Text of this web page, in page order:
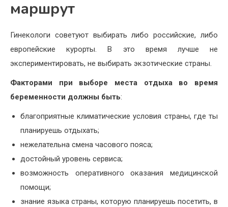
маршрут
Гинекологи советуют выбирать либо российские, либо
европейские курорты. В это время лучше не
экспериментировать, не выбирать экзотические страны.
Факторами при выборе места отдыха во время
беременности должны быть:
благоприятные климатические условия страны, где ты
планируешь отдыхать;
нежелательна смена часового пояса;
достойный уровень сервиса;
возможность оперативного оказания медицинской
помощи;
знание языка страны, которую планируешь посетить, в